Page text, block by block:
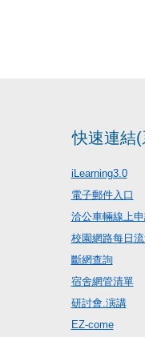
快速連結(
iLearning3.0
電子郵件入口
洽公車輛線上
校園網路每日
斷網查詢
宿舍網管清單
研討會.演講
EZ-come